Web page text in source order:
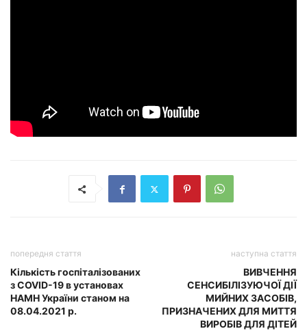
попередня стаття
Кількість госпіталізованих
з COVID-19 в установах
НАМН України станом на
08.04.2021 р.
наступна стаття
ВИВЧЕННЯ
СЕНСИБІЛІЗУЮЧОЇ ДІЇ
МИЙНИХ ЗАСОБІВ,
ПРИЗНАЧЕНИХ ДЛЯ МИТТЯ
ВИРОБІВ ДЛЯ ДІТЕЙ